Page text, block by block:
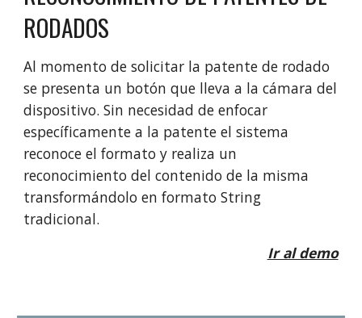
RODADOS
Al momento de solicitar la patente de rodado
se presenta un botón que lleva a la cámara del
dispositivo. Sin necesidad de enfocar
específicamente a la patente el sistema
reconoce el formato y realiza un
reconocimiento del contenido de la misma
transformándolo en formato String
tradicional.
Ir al demo